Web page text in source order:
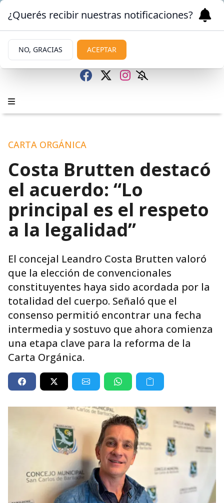
CARTA ORGÁNICA
Costa Brutten destacó
el acuerdo: “Lo
principal es el respeto
a la legalidad”
El concejal Leandro Costa Brutten valoró
que la elección de convencionales
constituyentes haya sido acordada por la
totalidad del cuerpo. Señaló que el
consenso permitió encontrar una fecha
intermedia y sostuvo que ahora comienza
una etapa clave para la reforma de la
Carta Orgánica.
¿Querés recibir nuestras notificaciones?
NO, GRACIAS ACEPTAR